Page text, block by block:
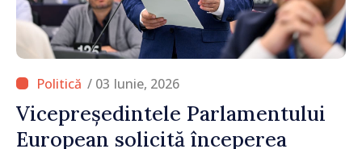
/ 03 Iunie, 2026
Vicepreședintele Parlamentului
European solicită începerea